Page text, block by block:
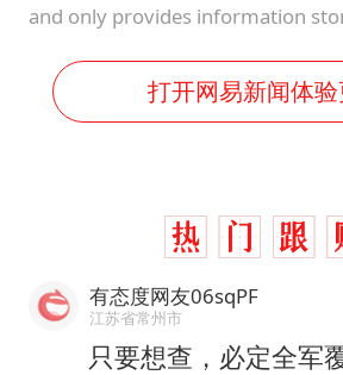
and only provides information
打开网易新闻体
有态度网友06sqPF
江苏省常州市
只要想查，必定全军